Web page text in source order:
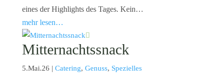
eines der Highlights des Tages. Kein…
mehr lesen…
Mitternachtssnack
5.Mai.26 | Catering, Genuss, Spezielles